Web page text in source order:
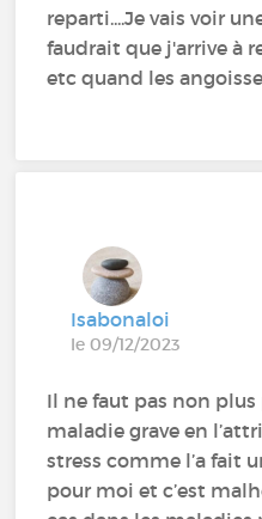
reparti....Je vais voir
faudrait que j'arrive à
etc quand les
Isabonaloi
le 09/12/2023
Il ne faut pas non plus
maladie grave en
stress comme l’a fait
pour moi et c’est